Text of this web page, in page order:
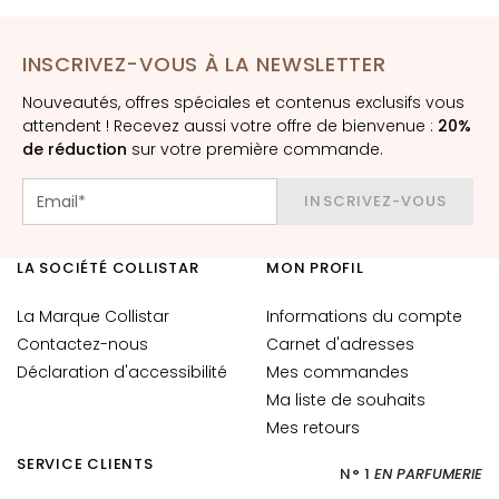
f
l
i
n
t
é
r
u
C
INSCRIVEZ-VOUS À LA NEWSLETTER
Nouveautés, offres spéciales et contenus exclusifs vous
attendent ! Recevez aussi votre offre de bienvenue : 20%
de réduction sur votre première commande.
INSCRIVEZ-VOUS
LA SOCIÉTÉ COLLISTAR
La Marque Collistar
Contactez-nous
Déclaration d'accessibilité
SERVICE CLIENTS
MON PROFIL
Informations du compte
Carnet d'adresses
Mes commandes
Ma liste de souhaits
Mes retours
N° 1 EN PARFUMERIE